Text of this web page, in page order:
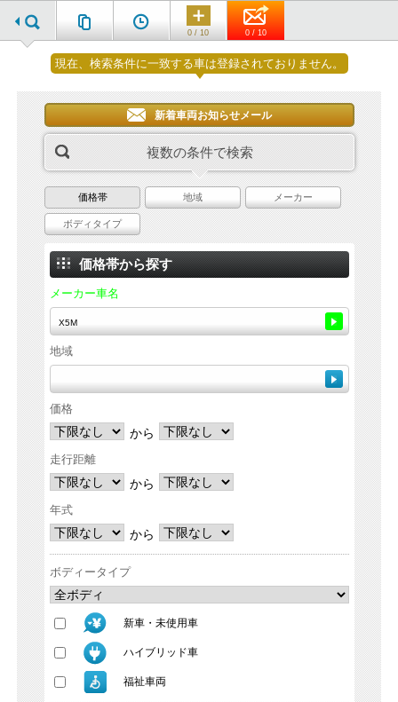
0 / 10 0 / 10
現在、検索条件に一致する車は登録されておりません。
新着車両お知らせメール
複数の条件で検索
価格帯 地域 メーカー
ボディタイプ
価格帯から探す
メーカー車名
地域
価格
から
走行距離
から
年式
から
ボディータイプ
新車・未使用車
ハイブリッド車
福祉車両